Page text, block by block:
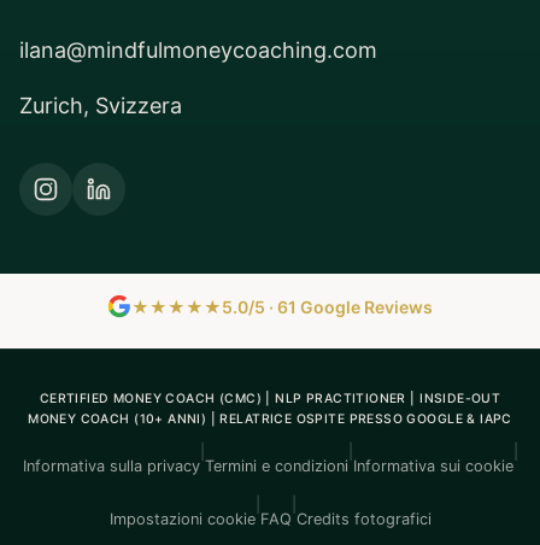
ilana@mindfulmoneycoaching.com
Zurich, Svizzera
★★★★★5.0/5 · 61 Google Reviews
CERTIFIED MONEY COACH (CMC) | NLP PRACTITIONER | INSIDE-OUT
MONEY COACH (10+ ANNI) | RELATRICE OSPITE PRESSO GOOGLE & IAPC
Informativa sulla privacy Termini e condizioni Informativa sui cookie
Impostazioni cookie FAQ Credits fotografici